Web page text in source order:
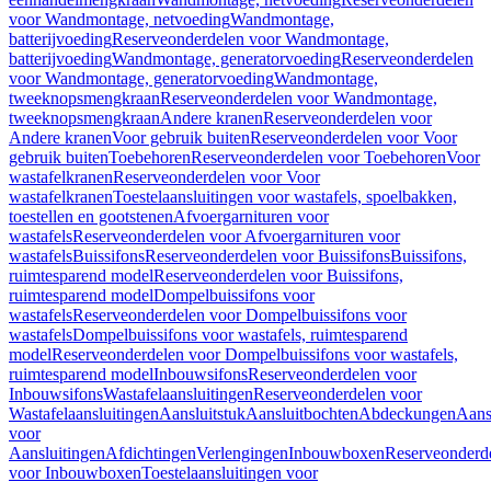
voor Wandmontage, netvoedingWandmontage,
batterijvoedingReserveonderdelen voor Wandmontage,
batterijvoedingWandmontage, generatorvoedingReserveonderdelen
voor Wandmontage, generatorvoedingWandmontage,
tweeknopsmengkraanReserveonderdelen voor Wandmontage,
tweeknopsmengkraanAndere kranenReserveonderdelen voor
Andere kranenVoor gebruik buitenReserveonderdelen voor Voor
gebruik buitenToebehorenReserveonderdelen voor ToebehorenVoor
wastafelkranenReserveonderdelen voor Voor
wastafelkranenToestelaansluitingen voor wastafels, spoelbakken,
toestellen en gootstenenAfvoergarnituren voor
wastafelsReserveonderdelen voor Afvoergarnituren voor
wastafelsBuissifonsReserveonderdelen voor BuissifonsBuissifons,
ruimtesparend modelReserveonderdelen voor Buissifons,
ruimtesparend modelDompelbuissifons voor
wastafelsReserveonderdelen voor Dompelbuissifons voor
wastafelsDompelbuissifons voor wastafels, ruimtesparend
modelReserveonderdelen voor Dompelbuissifons voor wastafels,
ruimtesparend modelInbouwsifonsReserveonderdelen voor
InbouwsifonsWastafelaansluitingenReserveonderdelen voor
WastafelaansluitingenAansluitstukAansluitbochtenAbdeckungen
voor
AansluitingenAfdichtingenVerlengingenInbouwboxen
voor InbouwboxenToestelaansluitingen voor